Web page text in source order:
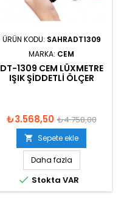
ÜRÜN KODU: SAHRADT1309
MARKA: CEM
DT-1309 CEM LÜXMETRE
IŞIK ŞIDDETLI ÖLÇER
₺3.568,50 ₺4.758,00
 Sepete ekle
Daha fazla
 Stokta VAR